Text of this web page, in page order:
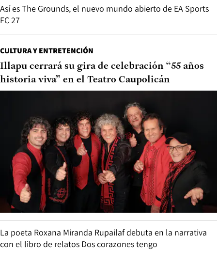
Así es The Grounds, el nuevo mundo abierto de EA Sports
FC 27
CULTURA Y ENTRETENCIÓN
Illapu cerrará su gira de celebración “55 años
historia viva” en el Teatro Caupolicán
La poeta Roxana Miranda Rupailaf debuta en la narrativa
con el libro de relatos Dos corazones tengo